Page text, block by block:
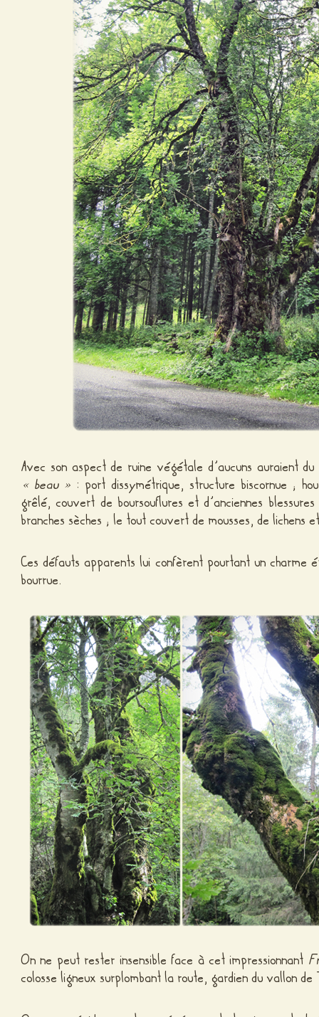
Avec son aspect de ruine végétale d’aucuns auraient
« beau » : port dissymétrique, structure biscornue ;
grêlé, couvert de boursouflures et d’anciennes
branches sèches ; le tout couvert de mousses, de lichens
Ces défauts apparents lui confèrent pourtant un charme
bourrue.
On ne peut rester insensible face à cet impressionnant
colosse ligneux surplombant la route, gardien du vallon